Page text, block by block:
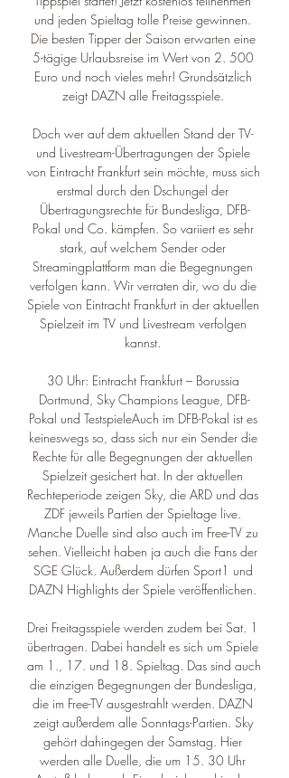
und jeden Spieltag tolle Preise gewinnen.
Die besten Tipper der Saison erwarten eine
5-tägige Urlaubsreise im Wert von 2. 500
Euro und noch vieles mehr! Grundsätzlich
zeigt DAZN alle Freitagsspiele.
Doch wer auf dem aktuellen Stand der TV-
und Livestream-Übertragungen der Spiele
von Eintracht Frankfurt sein möchte, muss sich
erstmal durch den Dschungel der
Übertragungsrechte für Bundesliga, DFB-
Pokal und Co. kämpfen. So variiert es sehr
stark, auf welchem Sender oder
Streamingplattform man die Begegnungen
verfolgen kann. Wir verraten dir, wo du die
Spiele von Eintracht Frankfurt in der aktuellen
Spielzeit im TV und Livestream verfolgen
kannst.
30 Uhr: Eintracht Frankfurt – Borussia
Dortmund, Sky Champions League, DFB-
Pokal und TestspieleAuch im DFB-Pokal ist es
keineswegs so, dass sich nur ein Sender die
Rechte für alle Begegnungen der aktuellen
Spielzeit gesichert hat. In der aktuellen
Rechteperiode zeigen Sky, die ARD und das
ZDF jeweils Partien der Spieltage live.
Manche Duelle sind also auch im Free-TV zu
sehen. Vielleicht haben ja auch die Fans der
SGE Glück. Außerdem dürfen Sport1 und
DAZN Highlights der Spiele veröffentlichen.
Drei Freitagsspiele werden zudem bei Sat. 1
übertragen. Dabei handelt es sich um Spiele
am 1., 17. und 18. Spieltag. Das sind auch
die einzigen Begegnungen der Bundesliga,
die im Free-TV ausgestrahlt werden. DAZN
zeigt außerdem alle Sonntags-Partien. Sky
gehört dahingegen der Samstag. Hier
werden alle Duelle, die um 15. 30 Uhr